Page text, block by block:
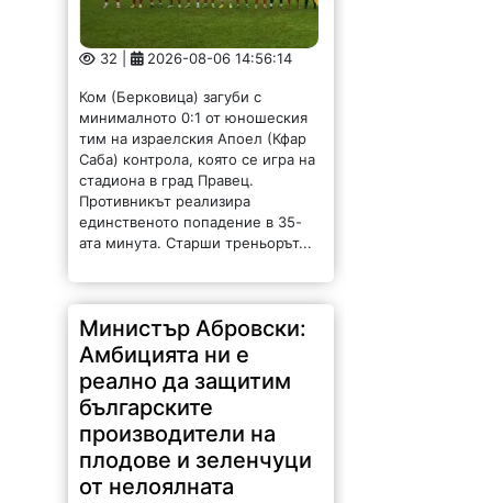
32 | 2026-08-06 14:56:14
Ком (Берковица) загуби с
минималното 0:1 от юношеския
тим на израелския Апоел (Кфар
Саба) контрола, която се игра на
стадиона в град Правец.
Противникът реализира
единственото попадение в 35-
ата минута. Старши треньорът...
Министър Абровски:
Амбицията ни е
реално да защитим
българските
производители на
плодове и зеленчуци
от нелоялната